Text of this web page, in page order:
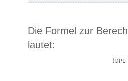
Die Formel zur
lautet: